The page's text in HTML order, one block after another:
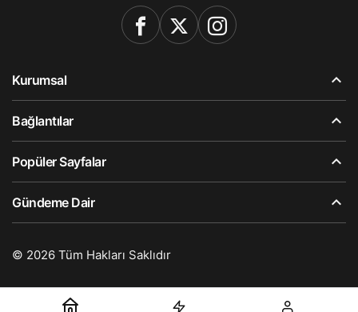
Kurumsal
Bağlantılar
Popüler Sayfalar
Gündeme Dair
© 2026 Tüm Hakları Saklıdır